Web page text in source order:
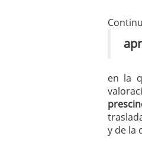
en la
y de la